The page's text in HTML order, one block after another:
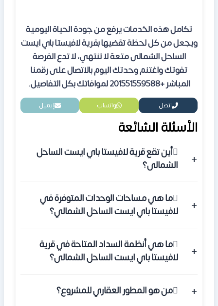
تكامل هذه الخدمات يرفع من جودة الحياة اليومية
ويجعل من كل لحظة تقضيها بقريةلافيستا بايايست
الساحل الشمالى متعة لا تنتهي،لا تدع الفرصة
تفوتك واغتنم وحدتك اليوم بالاتصال على رقمنا
المباشر +201551559588 لموافاتك بكل التفاصيل.
اتصل واتساب إيميل
الأسئلة الشائعة
أين تقع قرية لافيستا باي ايست الساحل
الشمالى؟
قلب منطقة خليج راس الحكمة.
ما هي مساحات الوحدات المتوفرة في
لافيستا باي ايست الساحل الشمالي؟
وتصل حتى 400 متر مربع للشاليهات والفلل.ما هي أنظمة السداد المتاحة في قرية
لافيستا باي ايست الساحل الشمالى؟
الوحدة، وتقسيط الباقي على فترات سداد متساوية تصل إلى
من هو المطور العقاري للمشروع؟